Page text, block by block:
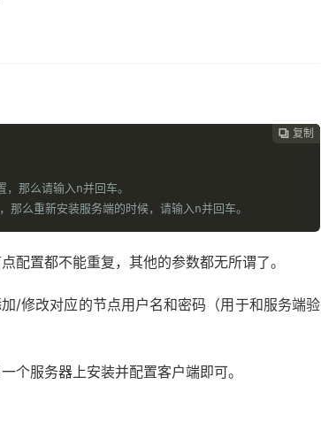
 复制
 复制
 复制
 复制
 复制
那么请输入n并回车。
么重新安装服务端的时候，请输入n并回车。
配置都不能重复，其他的参数都无所谓了。
/修改对应的节点用户名和密码（用于和服务端验
个服务器上安装并配置客户端即可。